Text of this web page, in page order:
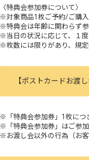
〈特典会参加券について〉
※対象商品1枚ご予約/ご購入
※特典会は年齢に関わらず
※当日の状況に応じて、１
※枚数には限りがあり、規
【ポストカードお渡
※「特典会参加券」1枚につ
※「特典会参加券」はご参
※お渡し会以外の行為（お